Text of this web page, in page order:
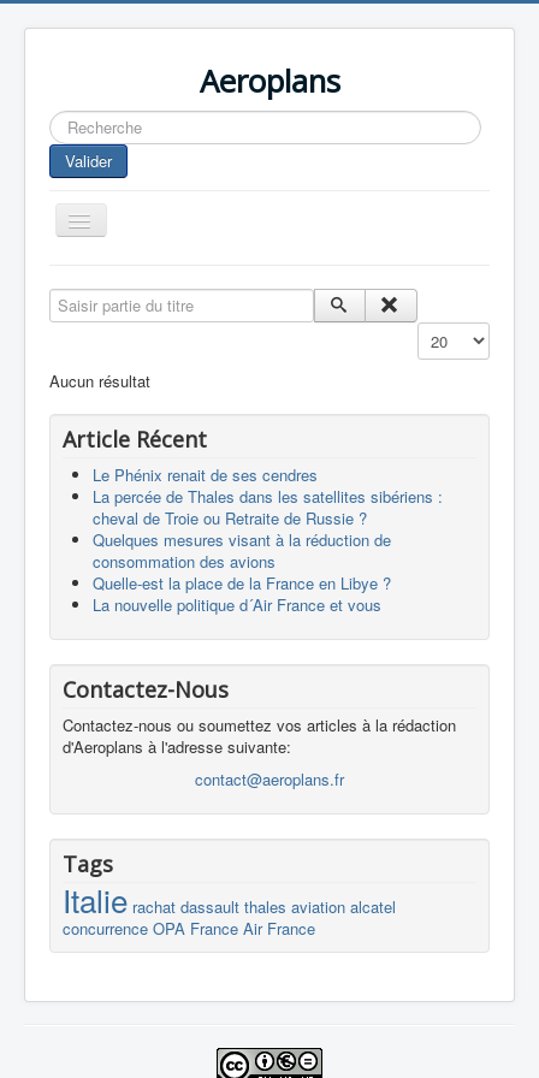
Aeroplans
Rechercher
Valider
Toggle
Navigation
Aviation Commerciale
Europespace
Drones
Saisir partie du titre
Affichage #
Aucun résultat
Article Récent
Le Phénix renait de ses cendres
La percée de Thales dans les satellites sibériens :
cheval de Troie ou Retraite de Russie ?
Quelques mesures visant à la réduction de
consommation des avions
Quelle-est la place de la France en Libye ?
La nouvelle politique d´Air France et vous
Contactez-Nous
Contactez-nous ou soumettez vos articles à la rédaction
d'Aeroplans à l'adresse suivante:
contact@aeroplans.fr
Tags
Italie rachat dassault thales aviation alcatel
concurrence OPA France Air France